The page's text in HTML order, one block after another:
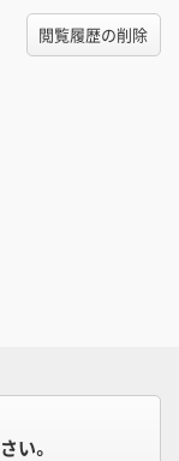
閲覧履歴の削除
い。